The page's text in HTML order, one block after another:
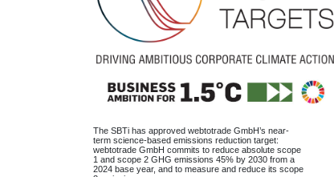
The SBTi has approved webtotrade GmbH’s near-
term science-based emissions reduction target:
webtotrade GmbH commits to reduce absolute scope
1 and scope 2 GHG emissions 45% by 2030 from a
2024 base year, and to measure and reduce its scope